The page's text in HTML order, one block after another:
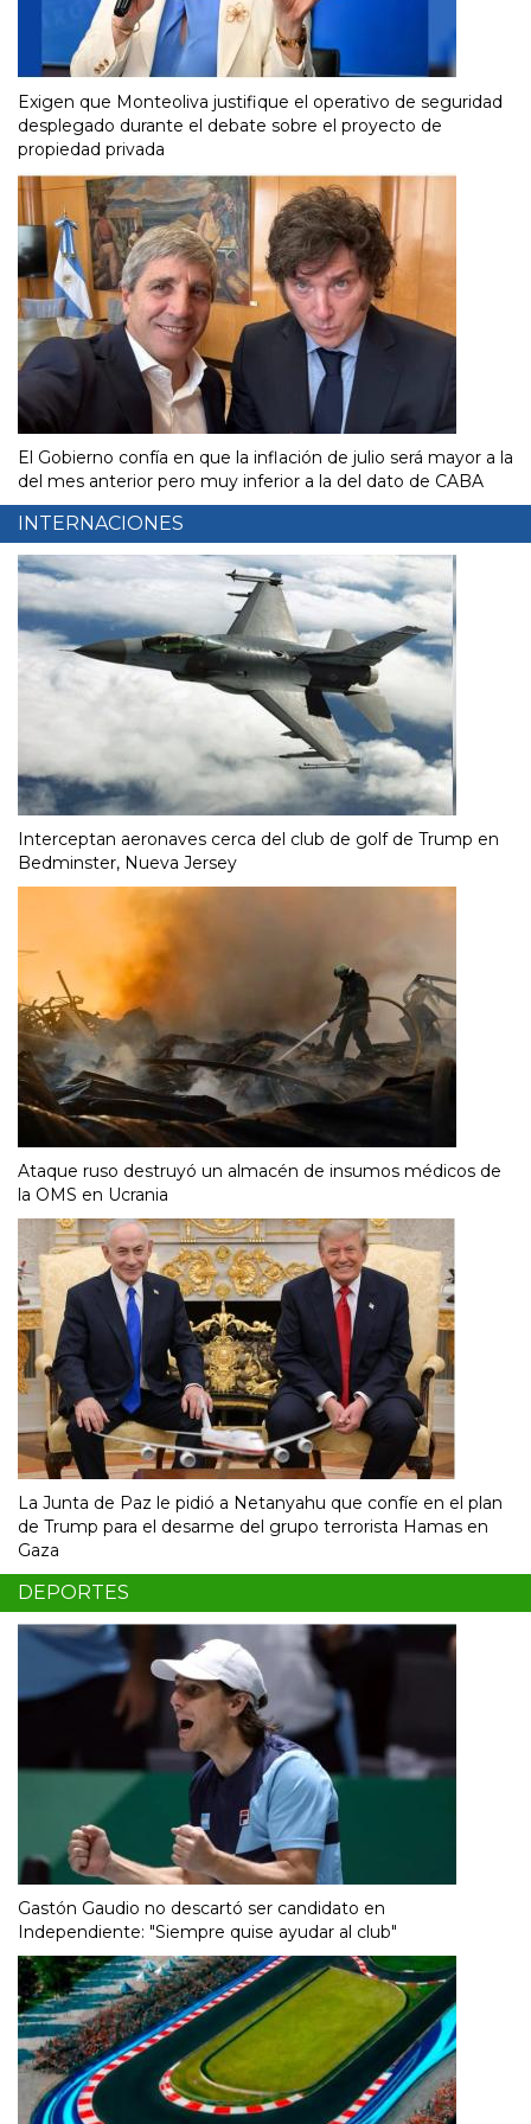
Exigen que Monteoliva justifique el operativo de seguridad
desplegado durante el debate sobre el proyecto de
propiedad privada
El Gobierno confía en que la inflación de julio será mayor a la
del mes anterior pero muy inferior a la del dato de CABA
INTERNACIONES
Interceptan aeronaves cerca del club de golf de Trump en
Bedminster, Nueva Jersey
Ataque ruso destruyó un almacén de insumos médicos de
la OMS en Ucrania
La Junta de Paz le pidió a Netanyahu que confíe en el plan
de Trump para el desarme del grupo terrorista Hamas en
Gaza
DEPORTES
Gastón Gaudio no descartó ser candidato en
Independiente: "Siempre quise ayudar al club"